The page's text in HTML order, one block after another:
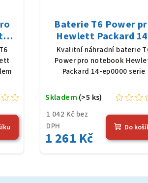
Baterie T6 Power
Hewlett Packard
ep0000 serie, Li-
11,25 V, 3648 mAh
Wh), černá
Kvalitní náhradní baterie
Power pro notebook
Packard 14-ep0000 serie
1 042 Kč bez
DPH
1 261 Kč
Skladem (>5 ks)
Do